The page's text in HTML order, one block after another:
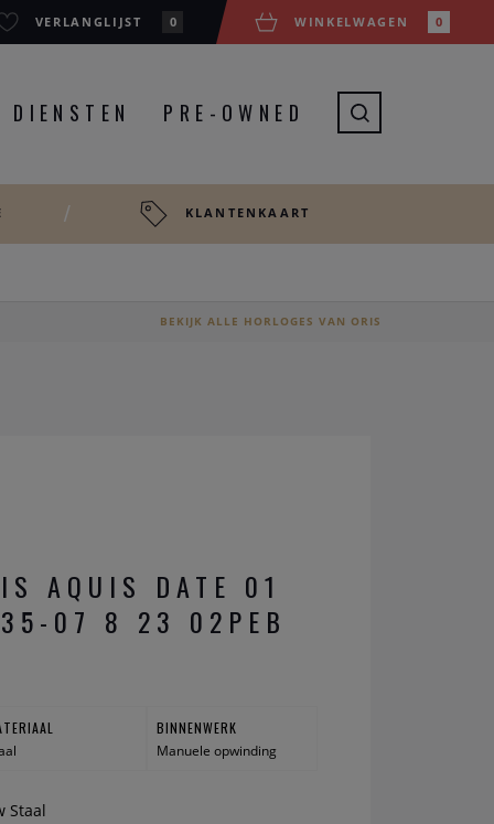
VERLANGLIJST 0 WINKELWAGEN 0
DIENSTEN PRE-OWNED
KLANTENKAART
BEKIJK ALLE HORLOGES VAN ORIS
AQUIS DATE 01
07 8 23 02PEB
BINNENWERK
Manuele opwinding
Staal